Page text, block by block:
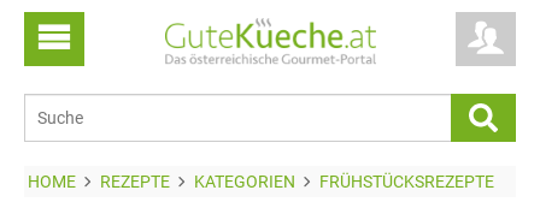
HOME REZEPTE KATEGORIEN FRÜHSTÜCKSREZEPTE